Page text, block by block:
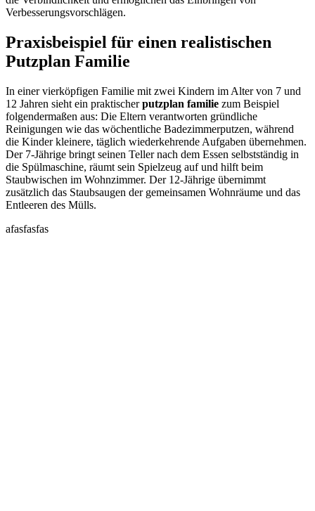
Verbesserungsvorschlägen.
Praxisbeispiel für einen realistischen
Putzplan Familie
In einer vierköpfigen Familie mit zwei Kindern im Alter von 7 und
12 Jahren sieht ein praktischerputzplan familie zum Beispiel
folgendermaßen aus: Die Eltern verantworten gründliche
Reinigungen wie das wöchentliche Badezimmerputzen, während
die Kinder kleinere, täglich wiederkehrende Aufgaben übernehmen.
Der 7-Jährige bringt seinen Teller nach dem Essen selbstständig in
die Spülmaschine, räumt sein Spielzeug auf und hilft beim
Staubwischen im Wohnzimmer. Der 12-Jährige übernimmt
zusätzlich das Staubsaugen der gemeinsamen Wohnräume und das
Entleeren des Mülls.
afasfasfas